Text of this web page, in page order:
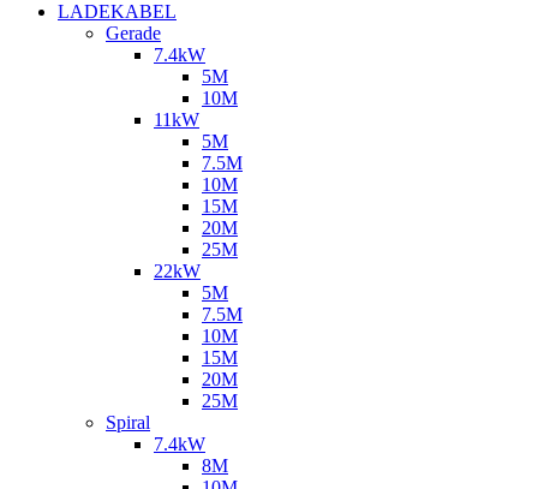
LADEKABEL
Gerade
7.4kW
5M
10M
11kW
5M
7.5M
10M
15M
20M
25M
22kW
5M
7.5M
10M
15M
20M
25M
Spiral
7.4kW
8M